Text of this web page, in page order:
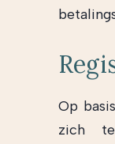
Op
zich